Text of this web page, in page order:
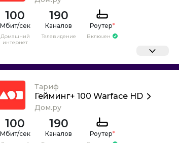
100
Домашний
интернет
190
Каналов
Телевидение
Роутер*
Включен
Тариф
Гейминг+ 100 Warface HD
Дом.ру
100 190
Каналов Роутер*